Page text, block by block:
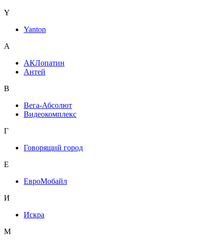
Y
Yanton
А
АКЛопатин
Антей
В
Вега-Абсолют
Видеокомплекс
Г
Говорящий город
Е
ЕвроМобайл
И
Искра
М